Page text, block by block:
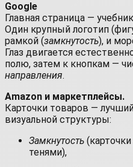
Google
Главная страница —
Один крупный логотип
рамкой (замкнутость), и
Глаз двигается
полю, затем к кнопкам —
направления.
Amazon и маркетплейсы.
Карточки товаров —
визуальной структуры:
Замкнутость
тенями),